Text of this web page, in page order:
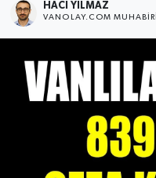
HACI YILMAZ
VANOLAY.COM MUHABIRI
Dünya
Haber Arşivi